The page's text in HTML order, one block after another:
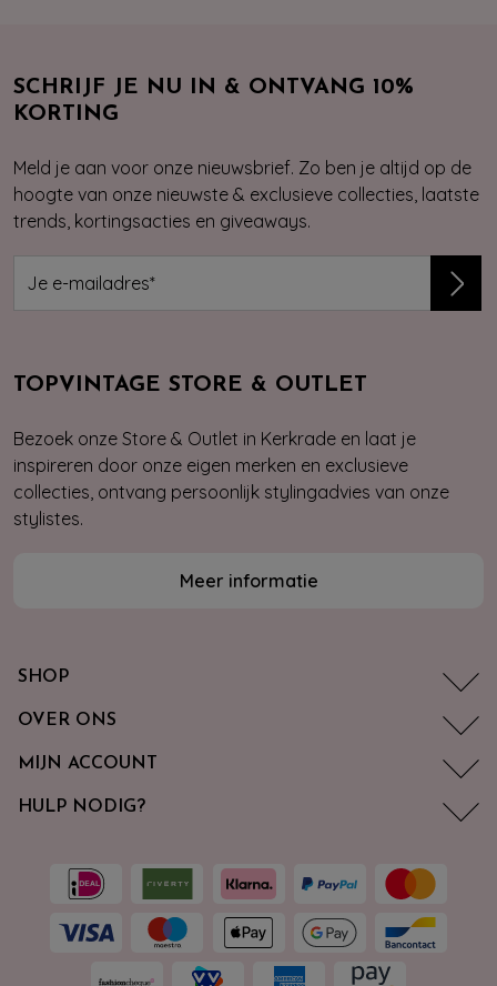
SCHRIJF JE NU IN & ONTVANG 10%
KORTING
Meld je aan voor onze nieuwsbrief. Zo ben je altijd op de
hoogte van onze nieuwste & exclusieve collecties, laatste
trends, kortingsacties en giveaways.
TOPVINTAGE STORE & OUTLET
Bezoek onze Store & Outlet in Kerkrade en laat je
inspireren door onze eigen merken en exclusieve
collecties, ontvang persoonlijk stylingadvies van onze
stylistes.
Meer informatie
SHOP
OVER ONS
MIJN ACCOUNT
HULP NODIG?